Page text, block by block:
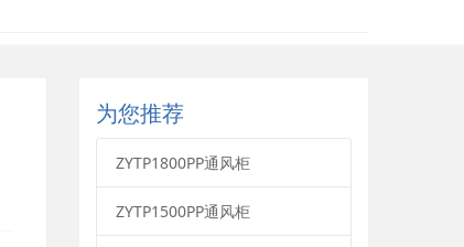
为您推荐
ZYTP1800PP通风柜
ZYTP1500PP通风柜